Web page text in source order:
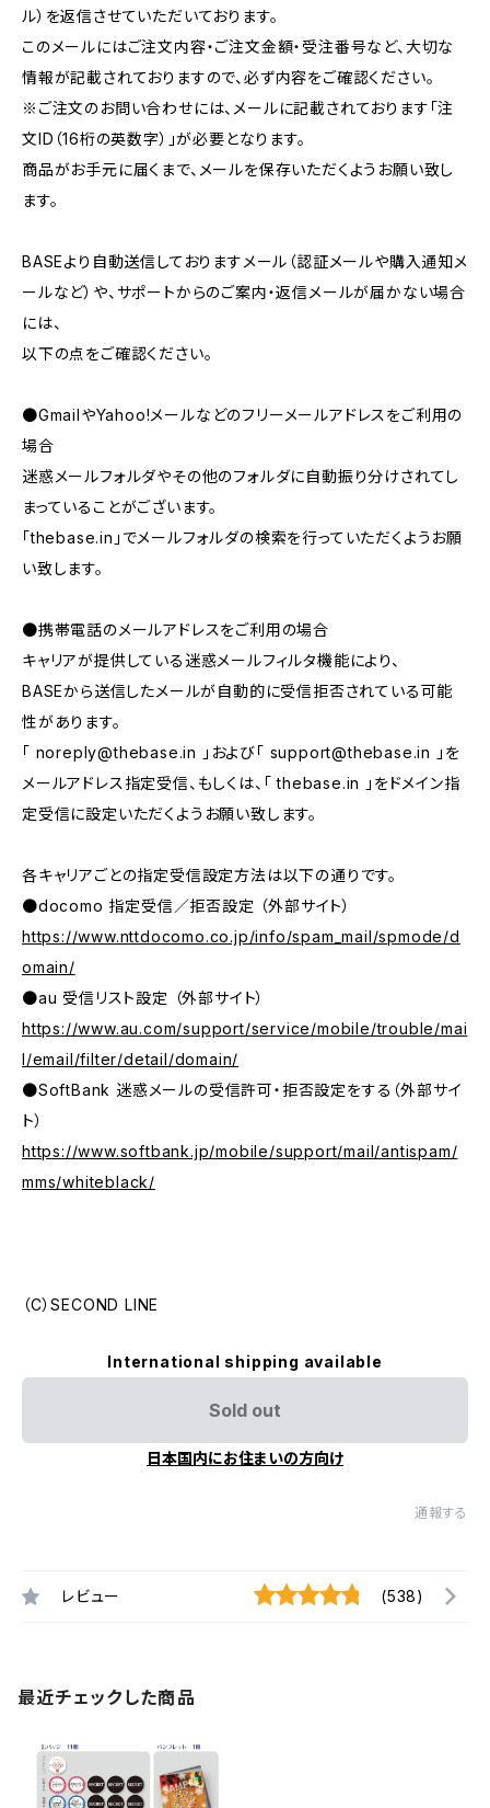
ル）を返信させていただいております。
このメールにはご注文内容・ご注文金額・受注番号など、大切な
情報が記載されておりますので、必ず内容をご確認ください。
※ご注文のお問い合わせには、メールに記載されております「注
文ID（16桁の英数字）」が必要となります。
商品がお手元に届くまで、メールを保存いただくようお願い致し
ます。
BASEより自動送信しておりますメール（認証メールや購入通知メ
ールなど）や、サポートからのご案内・返信メールが届かない場合
には、
以下の点をご確認ください。
●GmailやYahoo!メールなどのフリーメールアドレスをご利用の
場合
迷惑メールフォルダやその他のフォルダに自動振り分けされてし
まっていることがございます。
「thebase.in」でメールフォルダの検索を行っていただくようお願
い致します。
●携帯電話のメールアドレスをご利用の場合
キャリアが提供している迷惑メールフィルタ機能により、
BASEから送信したメールが自動的に受信拒否されている可能
性があります。
「 noreply@thebase.in 」および「 support@thebase.in
」を
メールアドレス指定受信、もしくは、「 thebase.in 」をドメイン指
定受信に設定いただくようお願い致します。
各キャリアごとの指定受信設定方法は以下の通りです。
●docomo 指定受信／拒否設定 （外部サイト）
https://www.nttdocomo.co.jp/info/spam_mail/spmode/d
omain/
●au 受信リスト設定 （外部サイト）
https://www.au.com/support/service/mobile/trouble/mai
l/email/filter/detail/domain/
●SoftBank 迷惑メールの受信許可・拒否設定をする（外部サイ
ト）
https://www.softbank.jp/mobile/support/mail/antispam/
mms/whiteblack/
（C）SECOND LINE
International shipping available
Sold out
日本国内にお住まいの方向け
通報する
レビュー (538)
最近チェックした商品